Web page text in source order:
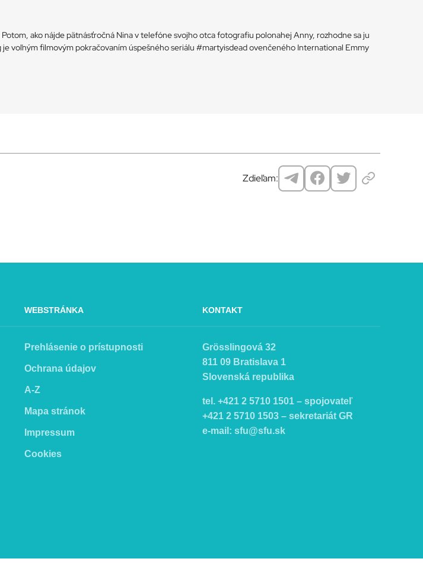
ako nájde pätnásťročná Nina v telefóne svojho otca fotografiu polonahej Anny, rozhodne sa ju
voľným filmovým pokračovaním úspešného seriálu #martyisdead ovenčeného International Emmy
Zdieľam:
WEBSTRÁNKA
Prehlásenie o prístupnosti
Ochrana údajov
A-Z
Mapa stránok
Impressum
Cookies
KONTAKT
Grösslingová 32
811 09 Bratislava 1
Slovenská republika
tel. +421 2 5710 1501 – spojovateľ
+421 2 5710 1503 – sekretariát GR
e-mail: sfu@sfu.sk